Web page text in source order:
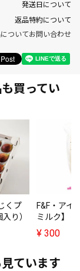
発送日について
返品特約について
ついてお問い合わせ
買ってい
くプ
り）
F&F・アイ
ミルク】
¥ 300
ています